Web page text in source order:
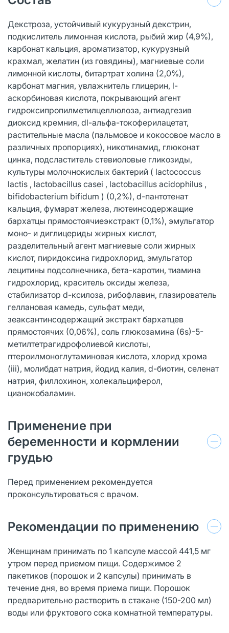
Декстроза, устойчивый кукурузный декстрин,
подкислитель лимонная кислота, рыбий жир (4,9%),
карбонат кальция, ароматизатор, кукурузный
крахмал, желатин (из говядины), магниевые соли
лимонной кислоты, битартрат холина (2,0%),
карбонат магния, увлажнитель глицерин, l-
аскорбиновая кислота, покрывающий агент
гидроксипропилметилцеллюлоза, антиадгезив
диоксид кремния, dl-альфа-токоферилацетат,
растительные масла (пальмовое и кокосовое масло в
различных пропорциях), никотинамид, глюконат
цинка, подсластитель стевиоловые гликозиды,
культуры молочнокислых бактерий ( lactococcus
lactis , lactobacillus casei , lactobacillus acidophilus ,
bifidobacterium bifidum ) (0,2%), d-пантотенат
кальция, фумарат железа, лютеинсодержащие
бархатцы прямостоячиеэкстракт (0,1%), эмульгатор
моно- и диглицериды жирных кислот,
разделительный агент магниевые соли жирных
кислот, пиридоксина гидрохлорид, эмульгатор
лецитины подсолнечника, бета-каротин, тиамина
гидрохлорид, краситель оксиды железа,
стабилизатор d-ксилоза, рибофлавин, глазирователь
геллановая камедь, сульфат меди,
зеаксантинсодержащий экстракт бархатцев
прямостоячих (0,06%), соль глюкозамина (6s)-5-
метилтетрагидрофолиевой кислоты,
птероилмоноглутаминовая кислота, хлорид хрома
(iii), молибдат натрия, йодид калия, d-биотин, селенат
натрия, филлохинон, холекальциферол,
цианокобаламин.
Применение при
беременности и кормлении
грудью
Перед применением рекомендуется
проконсультироваться с врачом.
Рекомендации по применению
Женщинам принимать по 1 капсуле массой 441,5 мг
утром перед приемом пищи. Содержимое 2
пакетиков (порошок и 2 капсулы) принимать в
течение дня, во время приема пищи. Порошок
предварительно растворить в стакане (150-200 мл)
воды или фруктового сока комнатной температуры.